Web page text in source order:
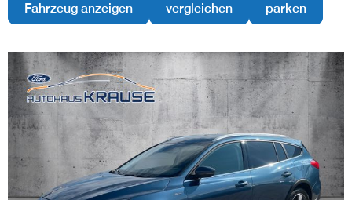
Fahrzeug anzeigen vergleichen parken